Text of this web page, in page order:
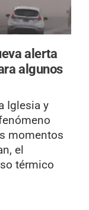
alerta
algunos
Iglesia y
momentos
el
térmico